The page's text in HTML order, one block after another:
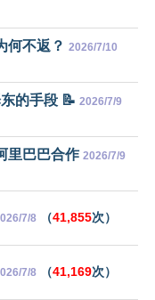
何不返？ 2026/7/10
的手段 📝 2026/7/9
里巴巴合作 2026/7/9
7/8 （41,855次）
7/8 （41,169次）